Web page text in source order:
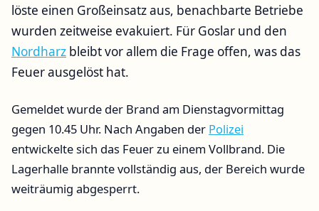
löste einen Großeinsatz aus, benachbarte Betriebe
wurden zeitweise evakuiert. Für Goslar und den
Nordharz bleibt vor allem die Frage offen, was das
Feuer ausgelöst hat.
Gemeldet wurde der Brand am Dienstagvormittag
gegen 10.45 Uhr. Nach Angaben der Polizei
entwickelte sich das Feuer zu einem Vollbrand. Die
Lagerhalle brannte vollständig aus, der Bereich wurde
weiträumig abgesperrt.